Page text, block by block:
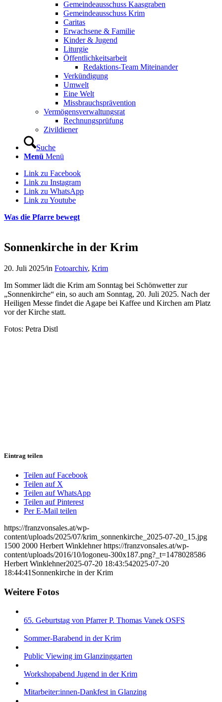
Gemeindeausschuss Kaasgraben
Gemeindeausschuss Krim
Caritas
Erwachsene & Familie
Kinder & Jugend
Liturgie
Öffentlichkeitsarbeit
Redaktions-Team Miteinander
Verkündigung
Umwelt
Eine Welt
Missbrauchsprävention
Vermögensverwaltungsrat
Rechnungsprüfung
Zivildiener
Suche
Menü Menü
Link zu Facebook
Link zu Instagram
Link zu WhatsApp
Link zu Youtube
Was die Pfarre bewegt
Sonnenkirche in der Krim
20. Juli 2025/in Fotoarchiv, Krim
Im Sommer lädt die Krim am Sonntag bei Schönwetter zur
„Sonnenkirche“ ein, so auch am Sonntag, 20. Juli 2025. Nach der
Heiligen Messe findet die Agape bei Kaffee und Kirchen am Platz
vor der Kirche statt.
Fotos: Petra Distl
Eintrag teilen
Teilen auf Facebook
Teilen auf X
Teilen auf WhatsApp
Teilen auf Pinterest
Per E-Mail teilen
https://franzvonsales.at/wp-
content/uploads/2025/07/krim_sonnenkirche_2025-07-20_15.jpg
1500 2000 Herbert Winklehner https://franzvonsales.at/wp-
content/uploads/2016/10/logoneu-300x187.png?_t=1478028586
Herbert Winklehner2025-07-20 18:43:542025-07-20
18:44:41 Sonnenkirche in der Krim
Weitere Fotos
65. Geburtstag von Pfarrer P. Thomas Vanek OSFS
Sommer-Barabend in der Krim
Public Viewing im Glanzinggarten
Workshopabend Jugend in der Krim
Mitarbeiter:innen-Dankfest in Glanzing